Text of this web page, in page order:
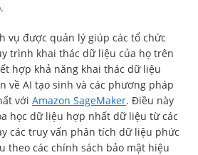
vụ được quản lý giúp các tổ chức
trình khai thác dữ liệu của họ trên
hợp khả năng khai thác dữ liệu
về AI tạo sinh và các phương pháp
với Amazon SageMaker. Điều này
học dữ liệu hợp nhất dữ liệu từ các
các truy vấn phân tích dữ liệu phức
theo các chính sách bảo mật hiệu